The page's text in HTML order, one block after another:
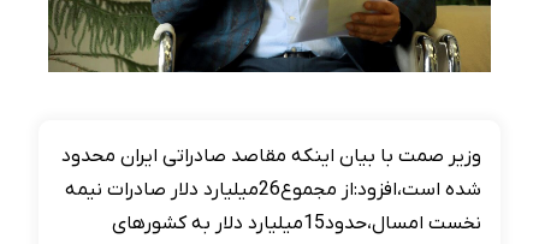
وزیر صمت با بیان اینکه مقاصد صادراتی ایران محدود
شده است،افزود:از مجموع26میلیارد دلار صادرات نیمه
نخست امسال،حدود15میلیارد دلار به کشورهای